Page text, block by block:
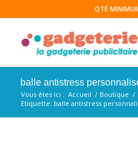
QTÉ
balle antistress
Vous êtes ici : Accueil / Boutique /
Etiquette: balle antistress